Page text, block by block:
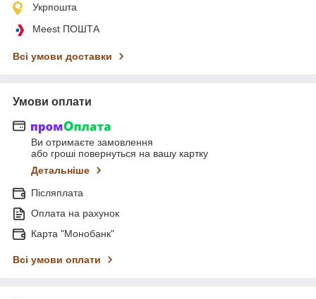
Укрпошта
Meest ПОШТА
Всі умови доставки
Умови оплати
Ви отримаєте замовлення
або гроші повернуться на вашу картку
Детальніше
Післяплата
Оплата на рахунок
Карта "Монобанк"
Всі умови оплати